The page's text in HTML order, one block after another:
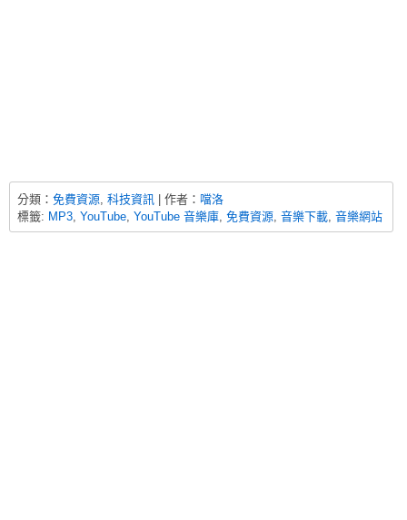
分類： 免費資源, 科技資訊 | 作者： 噹洛
標籤: MP3, YouTube, YouTube 音樂庫, 免費資源, 音樂下載, 音樂網站